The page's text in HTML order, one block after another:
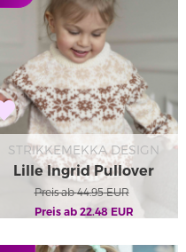
STRIKKEMEKKA DESIGN
Lille Ingrid Pullover
Natur
Preis ab 44.95EUR
Preis ab 22.48EUR